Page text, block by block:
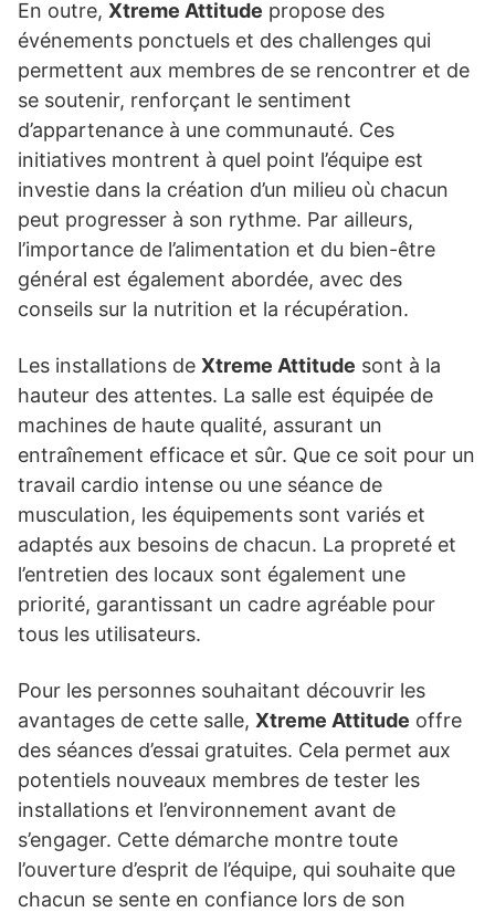
En outre, Xtreme Attitude propose des
événements ponctuels et des challenges qui
permettent aux membres de se rencontrer et de
se soutenir, renforçant le sentiment
d’appartenance à une communauté. Ces
initiatives montrent à quel point l’équipe est
investie dans la création d’un milieu où chacun
peut progresser à son rythme. Par ailleurs,
l’importance de l’alimentation et du bien-être
général est également abordée, avec des
conseils sur la nutrition et la récupération.
Les installations de Xtreme Attitude sont à la
hauteur des attentes. La salle est équipée de
machines de haute qualité, assurant un
entraînement efficace et sûr. Que ce soit pour un
travail cardio intense ou une séance de
musculation, les équipements sont variés et
adaptés aux besoins de chacun. La propreté et
l’entretien des locaux sont également une
priorité, garantissant un cadre agréable pour
tous les utilisateurs.
Pour les personnes souhaitant découvrir les
avantages de cette salle, Xtreme Attitude offre
des séances d’essai gratuites. Cela permet aux
potentiels nouveaux membres de tester les
installations et l’environnement avant de
s’engager. Cette démarche montre toute
l’ouverture d’esprit de l’équipe, qui souhaite que
chacun se sente en confiance lors de son